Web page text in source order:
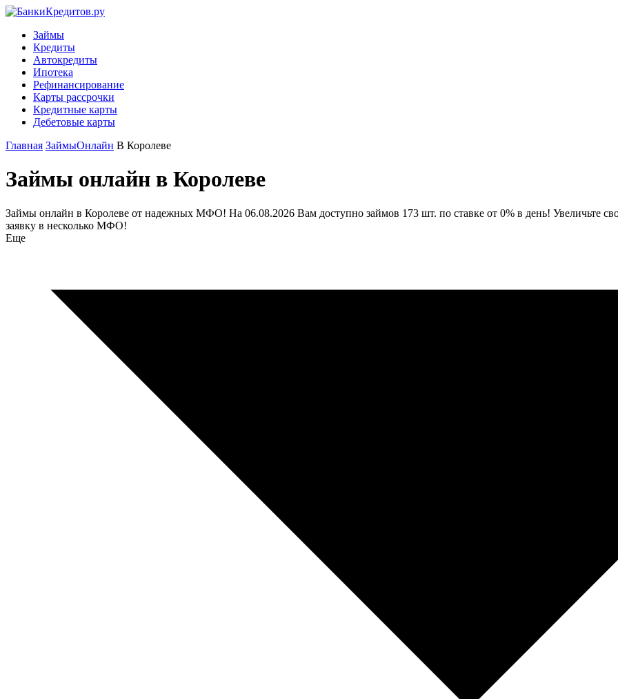
Займы
Кредиты
Автокредиты
Ипотека
Рефинансирование
Карты рассрочки
Кредитные карты
Дебетовые карты
Главная ЗаймыОнлайн В Королеве
Займы онлайн в Королеве
Займы онлайн в Королеве от надежных МФО! На 06.08.2026 Вам доступно займов 173 шт. по ставке от 0% в день! Увеличьте
заявку в несколько МФО!
Еще